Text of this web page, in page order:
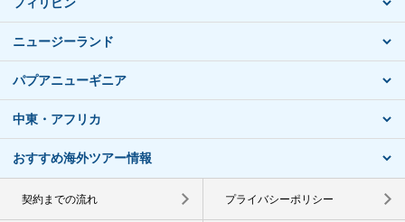
フィリピン
ニュージーランド
パプアニューギニア
中東・アフリカ
おすすめ海外ツアー情報
契約までの流れ プライバシーポリシー